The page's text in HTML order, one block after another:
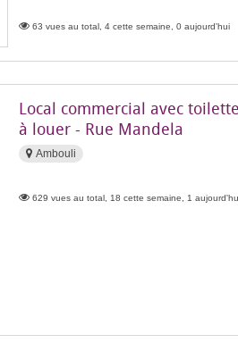
63 vues au total, 4 cette semaine, 0 aujourd'hui
Local commercial avec
à louer - Rue Mandela
Ambouli
629 vues au total, 18 cette semaine, 1